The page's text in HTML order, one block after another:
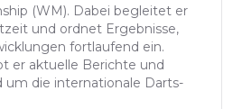
(WM). Dabei begleitet er
und ordnet Ergebnisse,
fortlaufend ein.
er aktuelle Berichte und
die internationale Darts-